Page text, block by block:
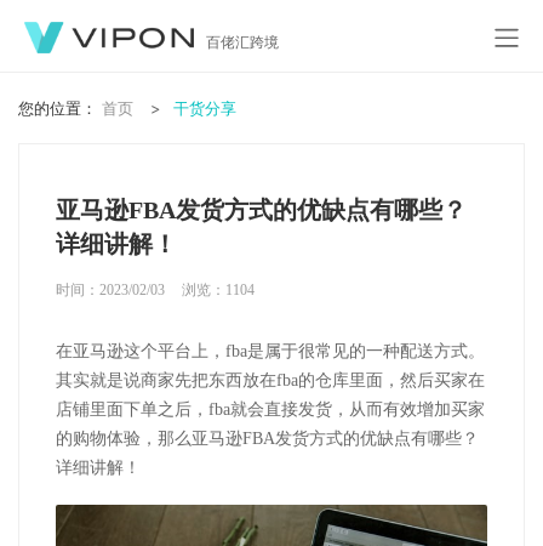
百佬汇跨境
您的位置： 首页 干货分享
亚马逊FBA发货方式的优缺点有哪些？
详细讲解！
时间：2023/02/03 浏览： 1104
在亚马逊这个平台上，fba是属于很常见的一种配送方式。
其实就是说商家先把东西放在fba的仓库里面，然后买家在
店铺里面下单之后，fba就会直接发货，从而有效增加买家
的购物体验，那么亚马逊FBA发货方式的优缺点有哪些？
详细讲解！